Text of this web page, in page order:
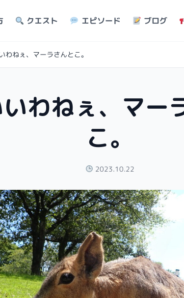
クエスト エピソード ブログ
わねぇ、マーラさんとこ。
わねぇ、マー
こ。
2023.10.22